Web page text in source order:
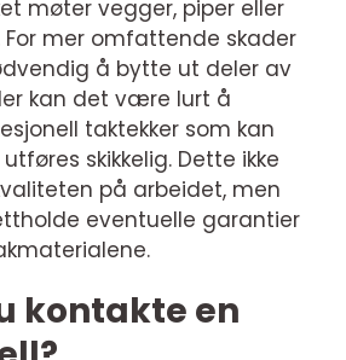
møter vegger, piper eller
For mer omfattende skader
å bytte ut deler av
kan det være lurt å
taktekker som kan
skikkelig. Dette ikke
på arbeidet, men
eventuelle garantier
kontakte en